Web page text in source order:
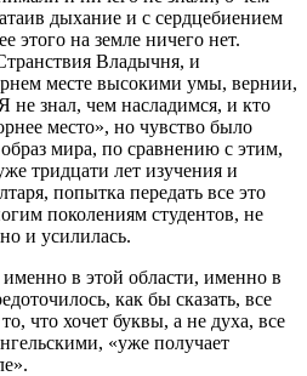
дыхание и с сердцебиением
этого на земле ничего нет.
Владычня, и
месте высокими умы, вернии,
знал, чем насладимся, и кто
место», но чувство было
мира, по сравнению с этим,
тридцати лет изучения и
попытка передать все это
поколениям студентов, не
и усилилась.
в этой области, именно в
как бы сказать, все
что хочет буквы, а не духа, все
«уже получает